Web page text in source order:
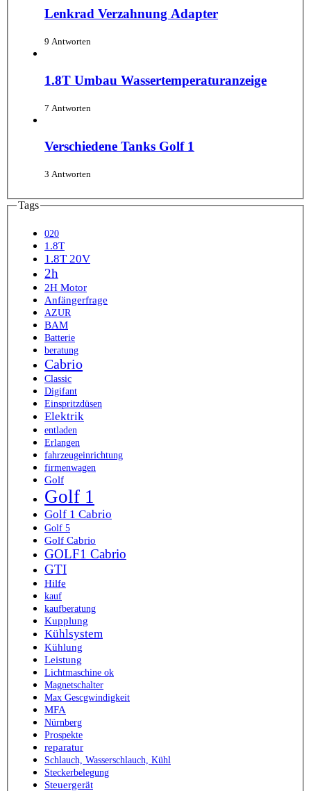
Lenkrad Verzahnung Adapter
9 Antworten
1.8T Umbau Wassertemperaturanzeige
7 Antworten
Verschiedene Tanks Golf 1
3 Antworten
Tags
020
1.8T
1.8T 20V
2h
2H Motor
Anfängerfrage
AZUR
BAM
Batterie
beratung
Cabrio
Classic
Digifant
Einspritzdüsen
Elektrik
entladen
Erlangen
fahrzeugeinrichtung
firmenwagen
Golf
Golf 1
Golf 1 Cabrio
Golf 5
Golf Cabrio
GOLF1 Cabrio
GTI
Hilfe
kauf
kaufberatung
Kupplung
Kühlsystem
Kühlung
Leistung
Lichtmaschine ok
Magnetschalter
Max Gescgwindigkeit
MFA
Nürnberg
Prospekte
reparatur
Schlauch, Wasserschlauch, Kühl
Steckerbelegung
Steuergerät